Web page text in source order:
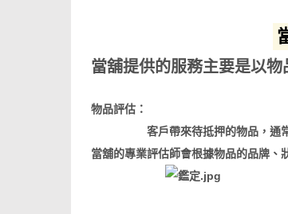
當舖提供的服務主要是以
物品評估：
客戶帶來待抵押的物品，通常包
當舖的專業評估師會根據物品的品牌、